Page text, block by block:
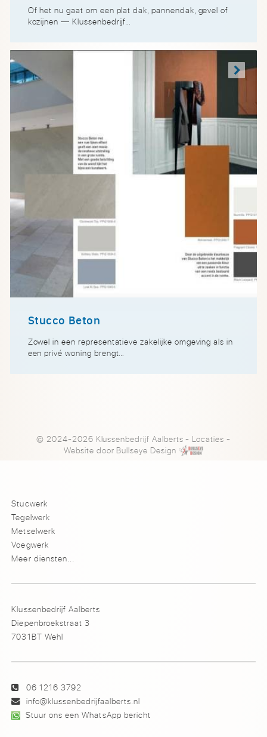
Of het nu gaat om een plat dak, pannendak, gevel of
kozijnen — Klussenbedrijf…
Stucco Beton
Zowel in een representatieve zakelijke omgeving als in
een privé woning brengt…
© 2024-2026 Klussenbedrijf Aalberts- Locaties -
Website door Bullseye Design
Stucwerk
Tegelwerk
Metselwerk
Voegwerk
Meer diensten...
Klussenbedrijf Aalberts
Diepenbroekstraat 3
7031BT Wehl
06 1216 3792
info@klussenbedrijfaalberts.nl
Stuur ons een WhatsApp bericht